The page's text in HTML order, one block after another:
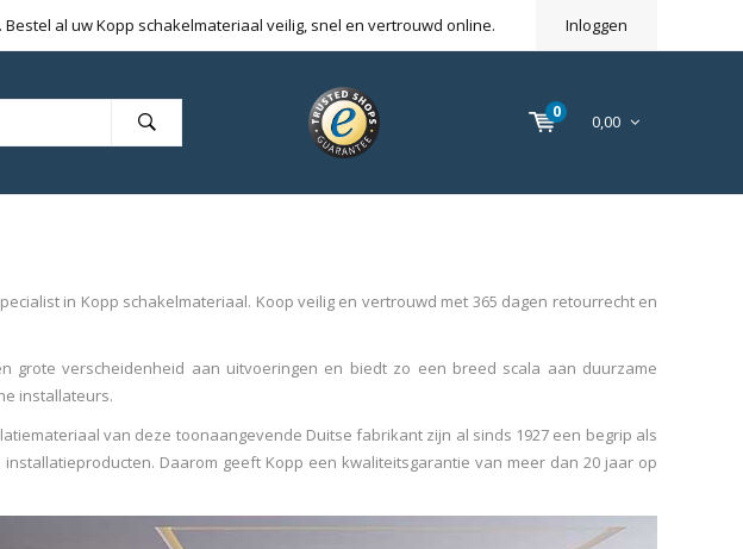
al uw Kopp schakelmateriaal veilig, snel en vertrouwd online. Inloggen
0 0,00
in Kopp schakelmateriaal. Koop veilig en vertrouwd met 365 dagen retourrecht en
grote verscheidenheid aan uitvoeringen en biedt zo een breed scala aan duurzame
installateurs.
van deze toonaangevende Duitse fabrikant zijn al sinds 1927 een begrip als
Daarom geeft Kopp een kwaliteitsgarantie van meer dan 20 jaar op